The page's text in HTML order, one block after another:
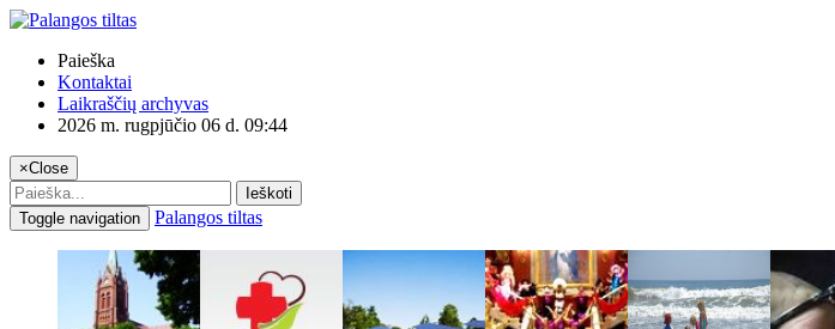
Paieška
Kontaktai
Laikraščių archyvas
2026 m. rugpjūčio 06 d. 09:44
×Close
Ieškoti
Toggle navigation
Palangos tiltas